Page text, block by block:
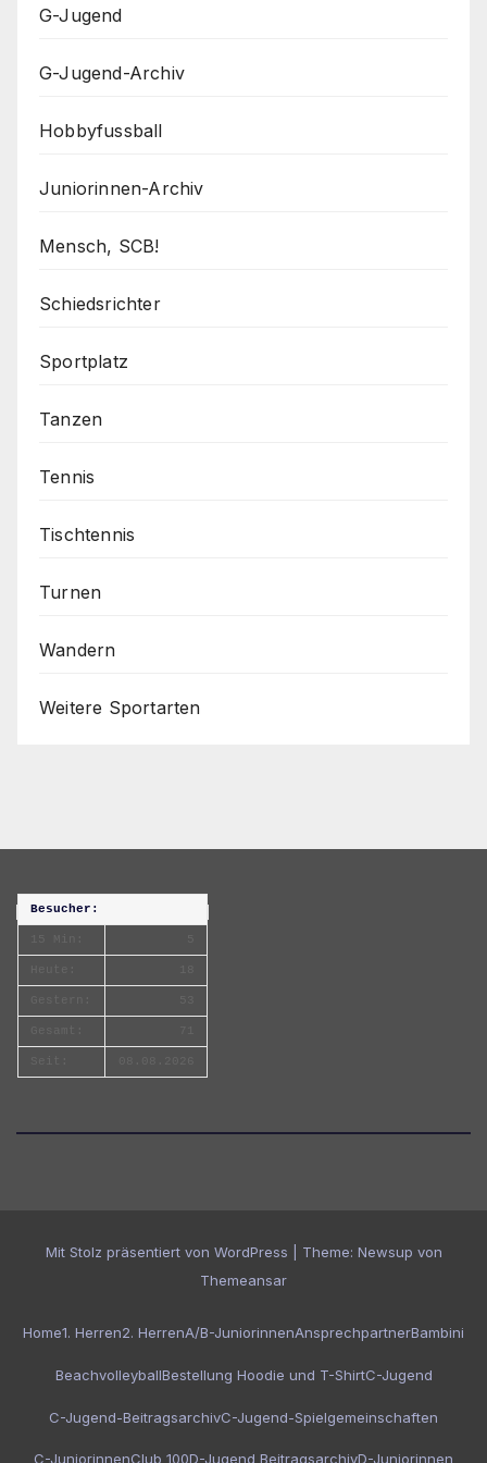
G-Jugend
G-Jugend-Archiv
Hobbyfussball
Juniorinnen-Archiv
Mensch, SCB!
Schiedsrichter
Sportplatz
Tanzen
Tennis
Tischtennis
Turnen
Wandern
Weitere Sportarten
Besucher:
Mit Stolz präsentiert von WordPress Theme: Newsup von
Themeansar
Home1. Herren2. HerrenA/B-JuniorinnenAnsprechpartnerBambini
BeachvolleyballBestellung Hoodie und T-ShirtC-Jugend
C-Jugend-BeitragsarchivC-Jugend-Spielgemeinschaften
C-JuniorinnenClub 100D-Jugend BeitragsarchivD-Juniorinnen